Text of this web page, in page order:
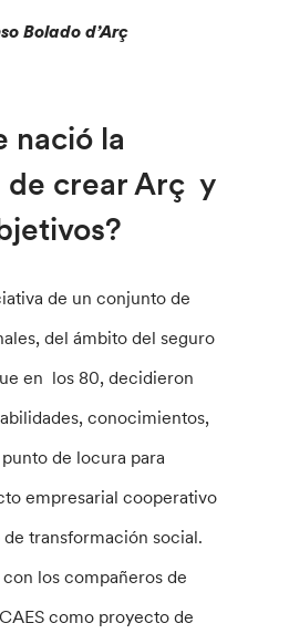
Bolado d’Arç
nació la
de crear Arç y
de un conjunto de
del ámbito del seguro
en los 80, decidieron
conocimientos,
de locura para
empresarial cooperativo
transformación social.
los compañeros de
como proyecto de